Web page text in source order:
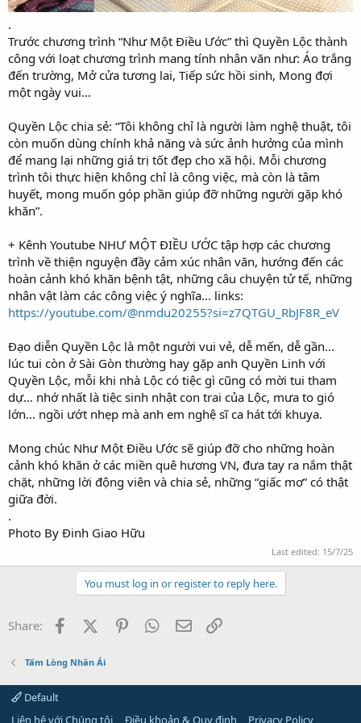
.
Trước chương trình “Như Một Điều Ước” thì Quyền Lộc thành
công với loạt chương trình mang tính nhân văn như: Áo trắng
đến trường, Mở cửa tương lai, Tiếp sức hồi sinh, Mong đợi
một ngày vui…
Quyền Lộc chia sẻ: “Tôi không chỉ là người làm nghệ thuật, tôi
còn muốn dùng chính khả năng và sức ảnh hưởng của mình
để mang lại những giá trị tốt đẹp cho xã hội. Mỗi chương
trình tôi thực hiện không chỉ là công việc, mà còn là tâm
huyết, mong muốn góp phần giúp đỡ những người gặp khó
khăn”.
+ Kênh Youtube NHƯ MỘT ĐIỀU ƯỚC tập hợp các chương
trình về thiện nguyện đầy cảm xúc nhân văn, hướng đến các
hoàn cảnh khó khăn bệnh tật, những câu chuyện tử tế, những
nhân vật làm các công việc ý nghĩa... links:
https://youtube.com/@nmdu20255?si=z7QTGU_RbJF8R_eV
Đạo diễn Quyền Lộc là một người vui vẻ, dễ mến, dễ gần…
lúc tui còn ở Sài Gòn thường hay gặp anh Quyền Linh với
Quyền Lộc, mỗi khi nhà Lộc có tiệc gì cũng có mời tui tham
dự… nhớ nhất là tiệc sinh nhật con trai của Lộc, mưa to gió
lớn… ngồi ướt nhẹp mà anh em nghệ sĩ ca hát tới khuya.
Mong chúc Như Một Điều Ước sẽ giúp đỡ cho những hoàn
cảnh khó khăn ở các miền quê hương VN, đưa tay ra nắm thật
chặt, những lời động viên và chia sẻ, những “giấc mơ” có thật
giữa đời.
.
Photo By Đinh Giao Hữu
Last edited: 15/7/25
You must log in or register to reply here.
Share: FacebookX (Twitter)PinterestWhatsApp
Email
Tấm Lòng Nhân Ái
Default
Liên hệ với Chúng tôi
Điều khoản & Quy định Privacy Policy